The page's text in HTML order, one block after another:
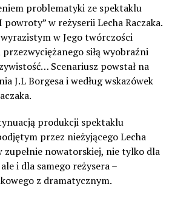
problematyki ze spektaklu
powroty” w reżyserii Lecha Raczaka.
wyrazistym w Jego twórczości
siłą wyobraźni
Scenariusz powstał na
J.L Borgesa i według wskazówek
produkcji spektaklu
przez nieżyjącego Lecha
zupełnie nowatorskiej, nie tylko dla
i dla samego reżysera –
z dramatycznym.